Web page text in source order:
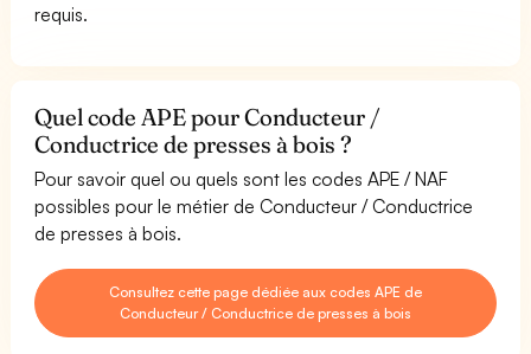
requis.
Quel code APE pour Conducteur /
Conductrice de presses à bois ?
Pour savoir quel ou quels sont les codes APE / NAF
possibles pour le métier de Conducteur / Conductrice
de presses à bois.
Consultez cette page dédiée aux codes APE de
Conducteur / Conductrice de presses à bois